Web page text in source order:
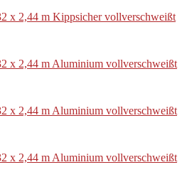
x 2,44 m Kippsicher vollverschweißt
x 2,44 m Aluminium vollverschweißt
x 2,44 m Aluminium vollverschweißt
x 2,44 m Aluminium vollverschweißt